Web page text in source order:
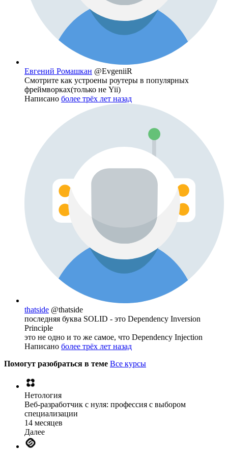
Евгений Ромашкан @EvgeniiR
Смотрите как устроены роутеры в популярных
фреймворках(только не Yii)
Написано более трёх лет назад
thatside @thatside
последняя буква SOLID - это Dependency Inversion
Principle
это не одно и то же самое, что Dependency Injection
Написано более трёх лет назад
Помогут разобраться в теме Все курсы
Нетология
Веб-разработчик с нуля: профессия с выбором
специализации
14 месяцев
Далее